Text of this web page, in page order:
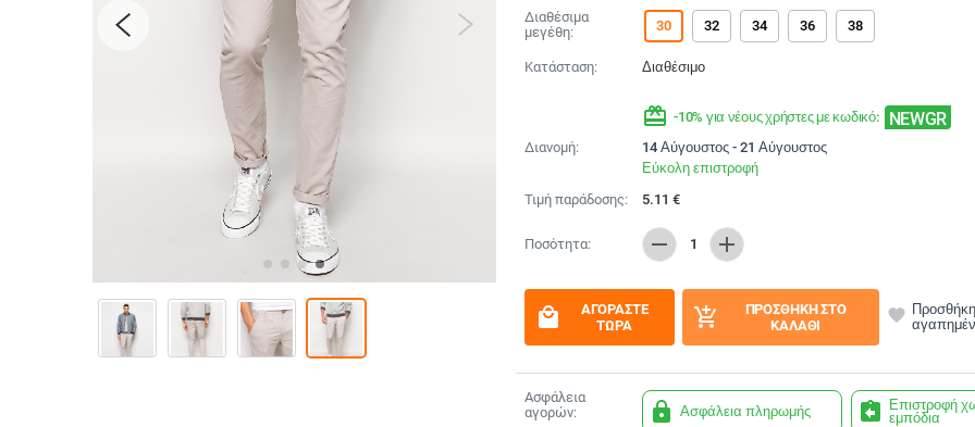
Διαθέσιμα
μεγέθη:
30 32 34 36 38
Κατάσταση: Διαθέσιμο
redeem -10% για νέους χρήστες με κωδικό: NEWGR
Διανομή:
14 Αύγουστος - 21 Αύγουστος
Εύκολη επιστροφή
Τιμή παράδοσης:
5.11 €
Ποσότητα: remove 1 add
local_mall
ΑΓΟΡΆΣΤΕ
ΤΏΡΑ
add_shopping_cart
ΠΡΟΣΘΉΚΗ ΣΤΟ
ΚΑΛΆΘΙ
favorite
Ασφάλεια
αγορών:
lock Ασφάλεια πληρωμής assignment_return Επιστροφή
εμπόδια